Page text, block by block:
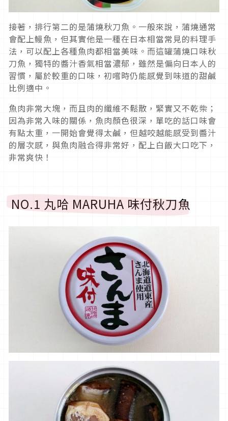
接著，排行第二的是蒲燒秋刀魚。一般來說，蒲燒通常
會配上鰻魚，但其實他是一種在日本相當常見的料理手
法，可以配上各種魚肉都相當美味。而這罐蒲燒口味秋
刀魚，獨特的醬汁香氣相當濃郁，雖然是偏向日本人的
習慣，屬於較重的口味，初嚐時仍能感覺到味道的甜鹹
比例適中。
魚肉非常大塊，而且肉的纖維不鬆散，緊實又不乾柴；
因為非常入味的關係，魚肉顏色很深，單吃的話口味會
有點太重，一開始會覺得太鹹，但越咬越能感受到醬汁
的層次感，與魚肉融合得非常好，配上白飯大口吃下，
非常爽快！
NO.1 丸哈 MARUHA 味付秋刀魚